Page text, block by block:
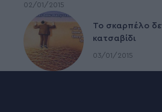
02/01/2015
To σκαρπέλο
κατσαβίδι
03/01/2015